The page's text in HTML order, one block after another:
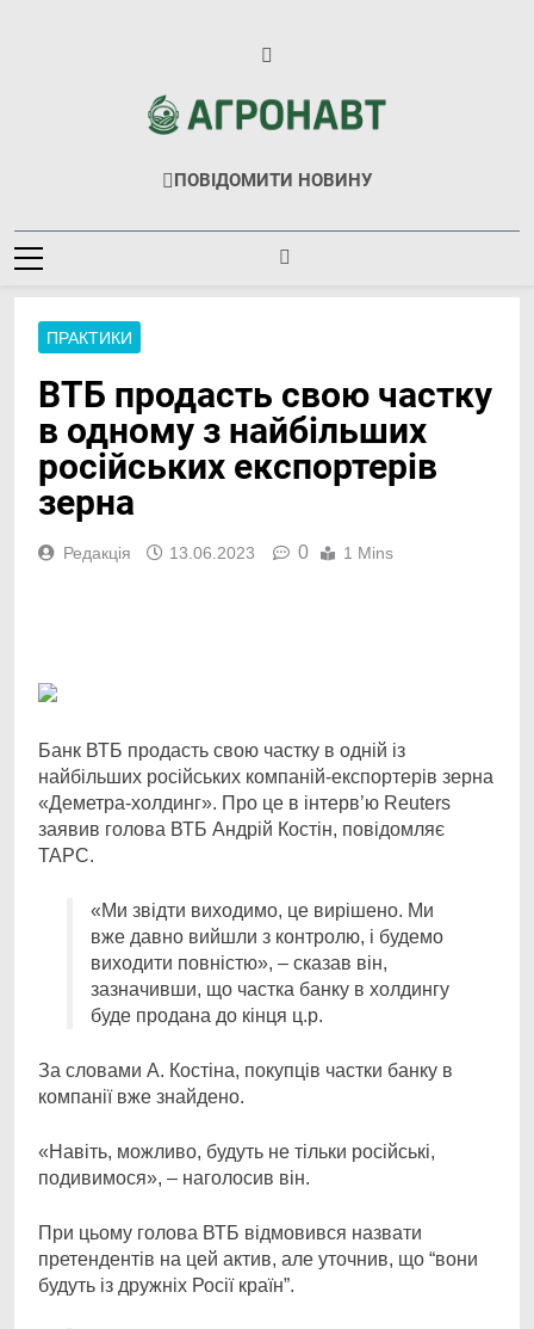
Агронавт
Новини Українського Агробізнесу
ПОВІДОМИТИ НОВИНУ
ПРАКТИКИ
ВТБ продасть свою частку
в одному з найбільших
російських експортерів
зерна
Редакція 13.06.2023 0 1 Mins
Банк ВТБ продасть свою частку в одній із
найбільших російських компаній-експортерів зерна
«Деметра-холдинг». Про це в інтерв’ю Reuters
заявив голова ВТБ Андрій Костін, повідомляє
ТАРС.
«Ми звідти виходимо, це вирішено. Ми
вже давно вийшли з контролю, і будемо
виходити повністю», – сказав він,
зазначивши, що частка банку в холдингу
буде продана до кінця ц.р.
За словами А. Костіна, покупців частки банку в
компанії вже знайдено.
«Навіть, можливо, будуть не тільки російські,
подивимося», – наголосив він.
При цьому голова ВТБ відмовився назвати
претендентів на цей актив, але уточнив, що “вони
будуть із дружніх Росії країн”.